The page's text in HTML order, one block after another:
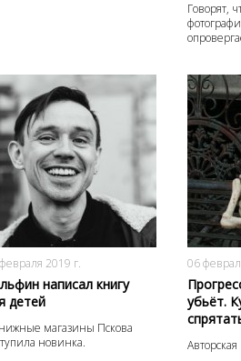
Говорят,
2019 г.
написал книгу
детей
магазины Пскова
новинка.
8676
06
убьёт.